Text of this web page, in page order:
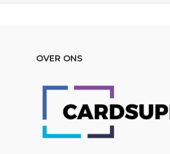
OVER ONS